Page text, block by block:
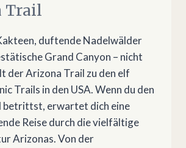
Trail
duftende Nadelwälder
Grand Canyon – nicht
der Arizona Trail zu den elf
Trails in den USA. Wenn du den
betrittst, erwartet dich eine
Reise durch die vielfältige
Arizonas. Von der